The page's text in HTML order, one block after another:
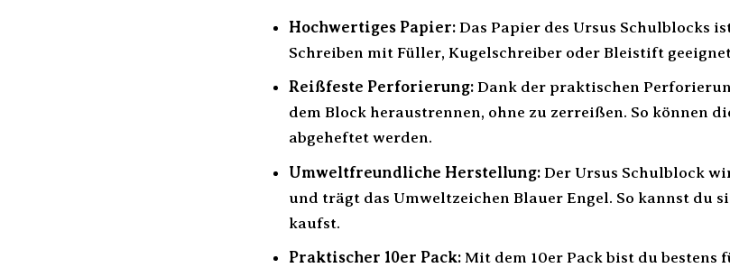
Hochwertiges Papier:Das Papier des Ursus Schulblocks
Schreiben mit Füller, Kugelschreiber oder Bleistift
Reißfeste Perforierung:Dank der praktischen
dem Block heraustrennen, ohne zu zerreißen. So können
abgeheftet werden.
Umweltfreundliche Herstellung:Der Ursus Schulblock
und trägt das Umweltzeichen Blauer Engel. So kannst du
kaufst.
Praktischer 10er Pack:Mit dem 10er Pack bist du bestens